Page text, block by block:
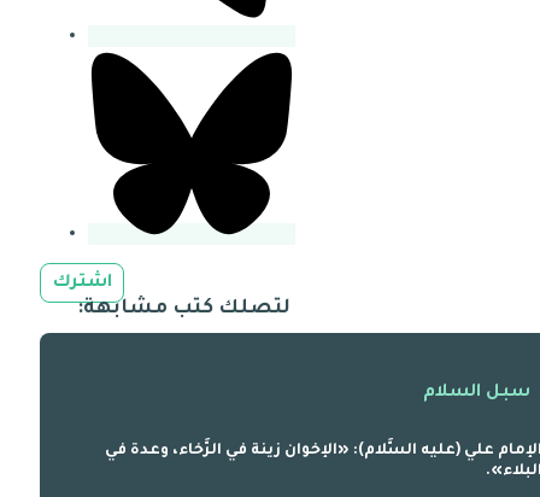
اشترك
لتصلك كتب مشابهة:
سبل السلام
علي (عليه السَّلام): «الإخوان زينة في الرَّخاء، وعدة في